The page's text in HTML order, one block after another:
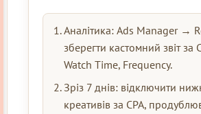
Аналітика: Ads Manager →
зберегти кастомний звіт за
Watch Time, Frequency.
Зріз 7 днів: відключити
креативів за CPA,